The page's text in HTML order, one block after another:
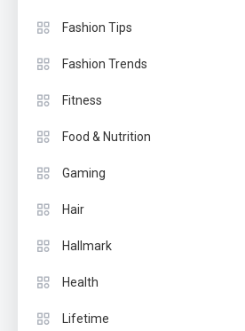
Fashion Tips
Fashion Trends
Fitness
Food & Nutrition
Gaming
Hair
Hallmark
Health
Lifetime